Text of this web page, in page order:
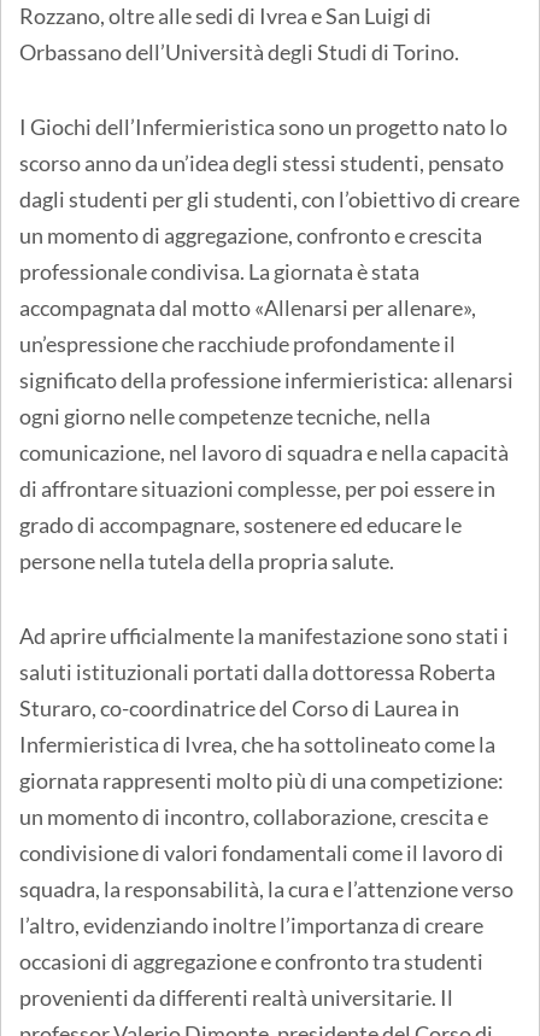
Rozzano, oltre alle sedi di Ivrea e San Luigi di
Orbassano dell’Università degli Studi di Torino.
I Giochi dell’Infermieristica sono un progetto nato lo
scorso anno da un’idea degli stessi studenti, pensato
dagli studenti per gli studenti, con l’obiettivo di creare
un momento di aggregazione, confronto e crescita
professionale condivisa. La giornata è stata
accompagnata dal motto «Allenarsi per allenare»,
un’espressione che racchiude profondamente il
significato della professione infermieristica: allenarsi
ogni giorno nelle competenze tecniche, nella
comunicazione, nel lavoro di squadra e nella capacità
di affrontare situazioni complesse, per poi essere in
grado di accompagnare, sostenere ed educare le
persone nella tutela della propria salute.
Ad aprire ufficialmente la manifestazione sono stati i
saluti istituzionali portati dalla dottoressa Roberta
Sturaro, co-coordinatrice del Corso di Laurea in
Infermieristica di Ivrea, che ha sottolineato come la
giornata rappresenti molto più di una competizione:
un momento di incontro, collaborazione, crescita e
condivisione di valori fondamentali come il lavoro di
squadra, la responsabilità, la cura e l’attenzione verso
l’altro, evidenziando inoltre l’importanza di creare
occasioni di aggregazione e confronto tra studenti
provenienti da differenti realtà universitarie. Il